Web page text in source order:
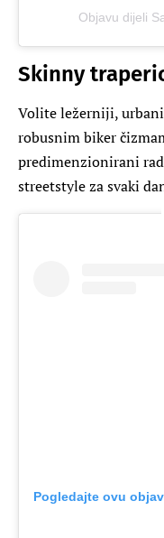
Objavu dijeli
Skinny
Volite ležerniji,
robusnim biker
predimenzionirani
streetstyle za svaki
Pogledajte ovu